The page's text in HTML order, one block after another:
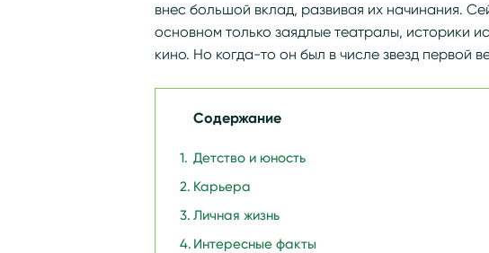
внес большой вклад, развивая их начинания.
основном только заядлые театралы, историки
кино. Но когда-то он был в числе звезд первой
Содержание
Детство и юность
Карьера
Личная жизнь
Интересные факты